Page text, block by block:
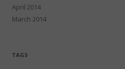
April 2014
March 2014
TAGS